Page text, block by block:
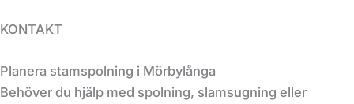
KONTAKT
Planera stamspolning i Mörbylånga
Behöver du hjälp med spolning, slamsugning eller